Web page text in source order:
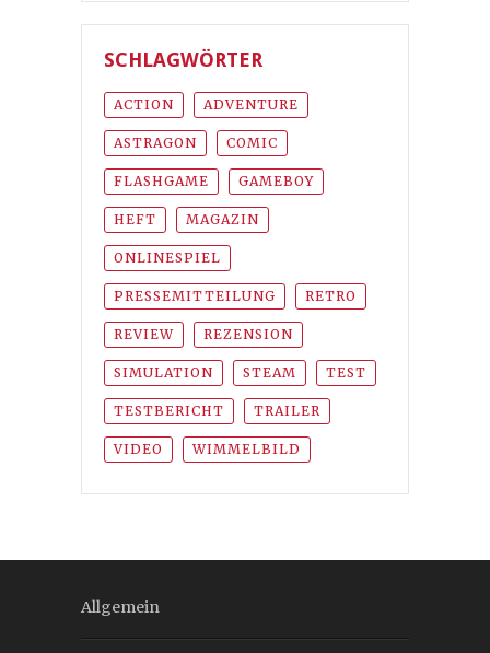
SCHLAGWÖRTER
ACTION ADVENTURE
ASTRAGON COMIC
FLASHGAME GAMEBOY
HEFT MAGAZIN
ONLINESPIEL
PRESSEMITTEILUNG RETRO
REVIEW REZENSION
SIMULATION STEAM TEST
TESTBERICHT TRAILER
VIDEO WIMMELBILD
Allgemein